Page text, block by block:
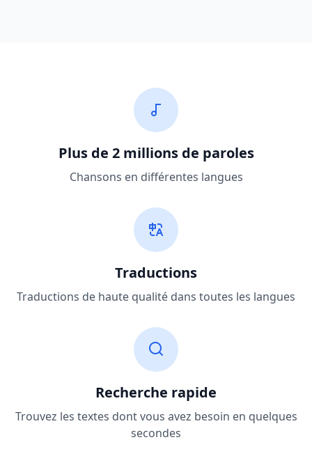
Plus de 2 millions de paroles
Chansons en différentes langues
Traductions
Traductions de haute qualité dans toutes les langues
Recherche rapide
Trouvez les textes dont vous avez besoin en quelques
secondes